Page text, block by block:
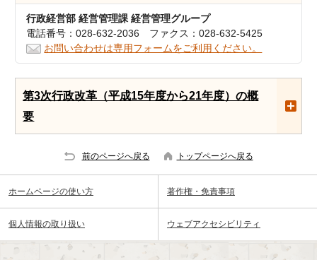
行政経営部 経営管理課 経営管理グループ
電話番号：028-632-2036 ファクス：028-632-5425
お問い合わせは専用フォームをご利用ください。
第3次行政改革（平成15年度から21年度）の概
要
前のページへ戻る トップページへ戻る
ホームページの使い方 著作権・免責事項
個人情報の取り扱い ウェブアクセシビリティ